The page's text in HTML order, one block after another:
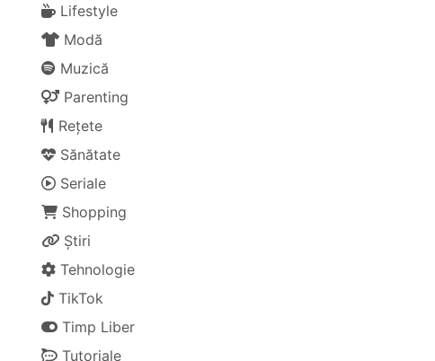
Lifestyle
Modă
Muzică
Parenting
Rețete
Sănătate
Seriale
Shopping
Știri
Tehnologie
TikTok
Timp Liber
Tutoriale